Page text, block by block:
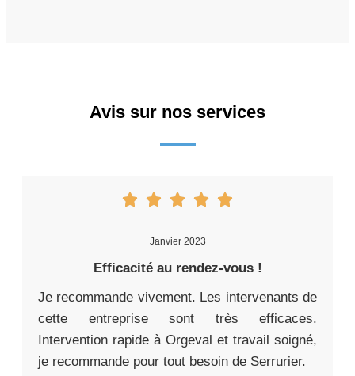
Avis sur nos services
Janvier 2023
Efficacité au rendez-vous !
Je recommande vivement. Les intervenants de
cette entreprise sont très efficaces.
Intervention rapide à Orgeval et travail soigné,
je recommande pour tout besoin de Serrurier.